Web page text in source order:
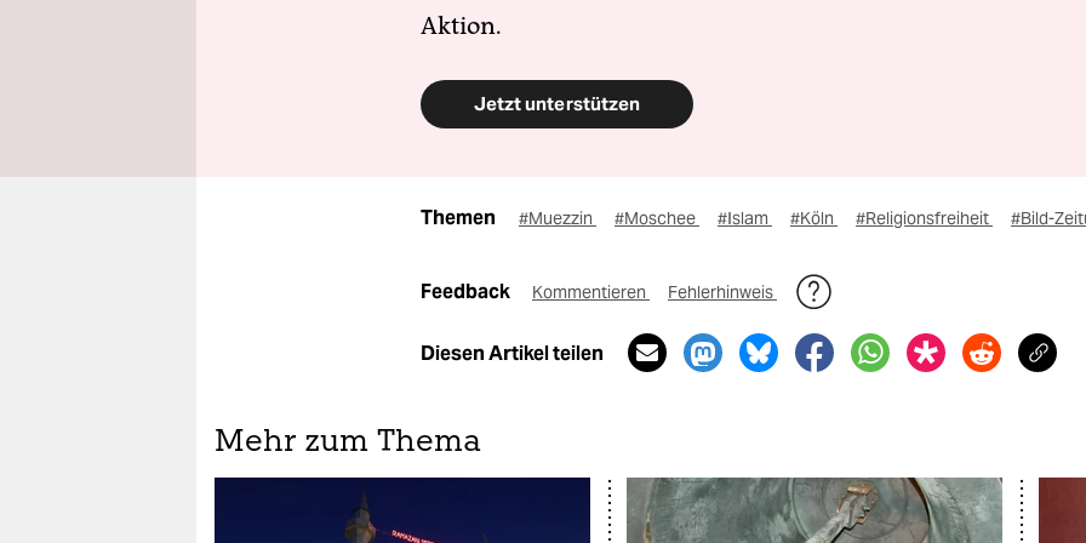
Aktion.
Jetzt unterstützen
Themen #Muezzin #Moschee #Islam #Köln #Religionsfreiheit #Bild-
Feedback Kommentieren Fehlerhinweis
Diesen Artikel teilen
Mehr zum Thema